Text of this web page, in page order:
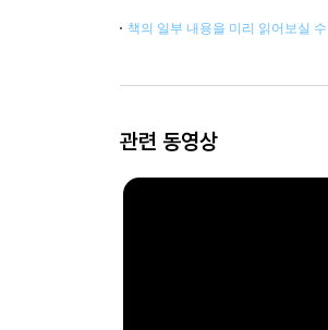
책의 일부 내용을 미리 읽어보실
관련 동영상